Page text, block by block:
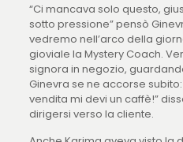
“Ci mancava solo questo,
sotto pressione” pensò
vedremo nell’arco della
gioviale la Mystery Coach.
signora in negozio,
Ginevra se ne accorse
vendita mi devi un caffè!”
dirigersi verso la cliente.